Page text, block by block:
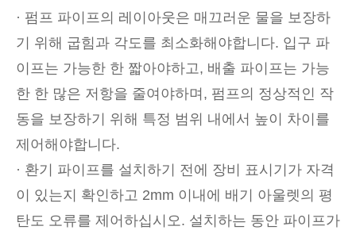
· 펌프 파이프의 레이아웃은 매끄러운 물을 보장하
기 위해 굽힘과 각도를 최소화해야합니다. 입구 파
이프는 가능한 한 짧아야하고, 배출 파이프는 가능
한 한 많은 저항을 줄여야하며, 펌프의 정상적인 작
동을 보장하기 위해 특정 범위 내에서 높이 차이를
제어해야합니다.
· 환기 파이프를 설치하기 전에 장비 표시기가 자격
이 있는지 확인하고 2mm 이내에 배기 아울렛의 평
탄도 오류를 제어하십시오. 설치하는 동안 파이프가